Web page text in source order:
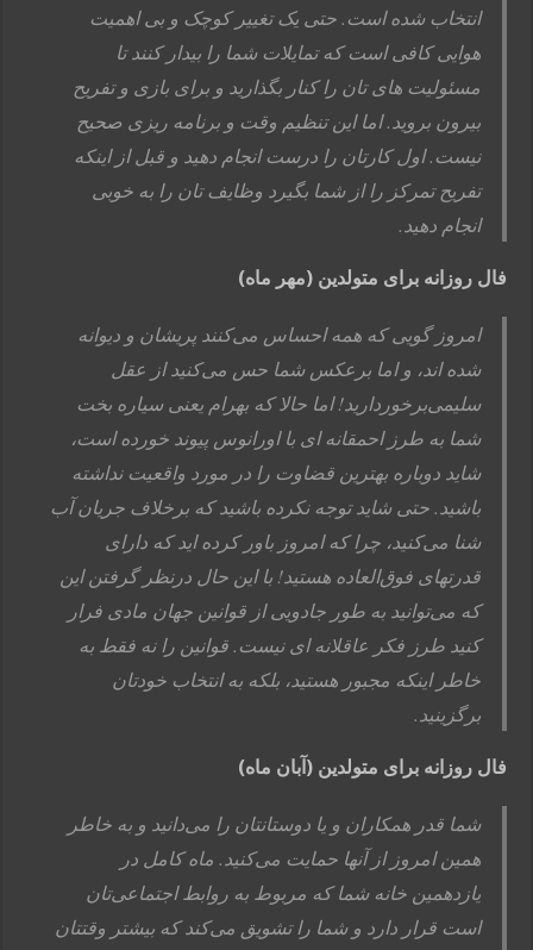
انتخاب شده است. حتی یک تغییر کوچک و بی اهمیت
هوایی کافی است که تمایلات شما را بیدار کنند تا
مسئولیت های تان را کنار بگذارید و برای بازی و تفریح
بیرون بروید. اما این تنظیم وقت و برنامه ریزی صحیح
نیست. اول کارتان را درست انجام دهید و قبل از اینکه
تفریح تمرکز را از شما بگیرد وظایف تان را به خوبی
انجام دهید.
فال روزانه برای متولدین (مهر ماه)
امروز گویی که همه احساس می‌کنند پریشان و دیوانه
شده اند، و اما برعکس شما حس می‌کنید از عقل
سلیمی‌برخوردارید! اما حالا که بهرام یعنی سیاره بخت
شما به طرز احمقانه ای با اورانوس پیوند خورده است،
شاید دوباره بهترین قضاوت را در مورد واقعیت نداشته
باشید. حتی شاید توجه نکرده باشید که برخلاف جریان آب
شنا می‌کنید، چرا که امروز باور کرده اید که دارای
قدرتهای فوق‌العاده هستید! با این حال درنظر گرفتن این
که می‌توانید به طور جادویی از قوانین جهان مادی فرار
کنید طرز فکر عاقلانه ای نیست. قوانین را نه فقط به
خاطر اینکه مجبور هستید، بلکه به انتخاب خودتان
برگزینید.
فال روزانه برای متولدین (آبان ماه)
شما قدر همکاران و یا دوستانتان را می‌دانید و به خاطر
همین امروز از آنها حمایت می‌کنید. ماه کامل در
یازدهمین خانه شما که مربوط به روابط اجتماعی‌تان
است قرار دارد و شما را تشویق می‌کند که بیشتر وقتتان